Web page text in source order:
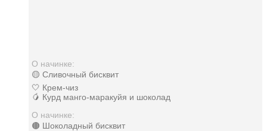
О начинке:
🟡 Сливочный бисквит
🤍 Крем-чиз
🥭 Курд манго-маракуйя и шоколад
О начинке:
🟤 Шоколадный бисквит